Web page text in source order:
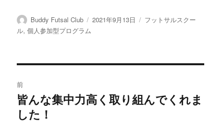
投
稿
Buddy Futsal Club
投
2021年9月13日
カ
フットサルスクー
ル,個人参加型プログラム
稿
ナ
前
前
の
皆んな集中力高く取り組んでくれま
した！